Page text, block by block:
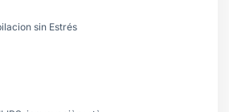
sin Estrés